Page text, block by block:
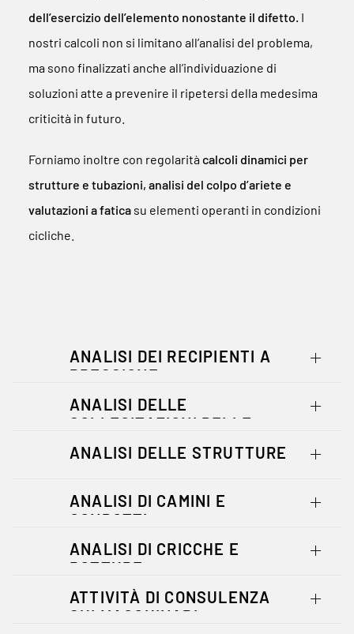
dell’esercizio dell’elemento nonostante il difetto. I
nostri calcoli non si limitano all’analisi del problema,
ma sono finalizzati anche all’individuazione di
soluzioni atte a prevenire il ripetersi della medesima
criticità in futuro.
Forniamo inoltre con regolarità calcoli dinamici per
strutture e tubazioni, analisi del colpo d’ariete e
valutazioni a faticasu elementi operanti in condizioni
cicliche.
ANALISI DEI RECIPIENTI A
PRESSIONE
ANALISI DELLE
SOLLECITAZIONI DELLE
TUBAZIONI
ANALISI DELLE STRUTTURE
ANALISI DI CAMINI E
CONDOTTI
ANALISI DI CRICCHE E
ROTTURE
ATTIVITÀ DI CONSULENZA
SUI MACCHINARI